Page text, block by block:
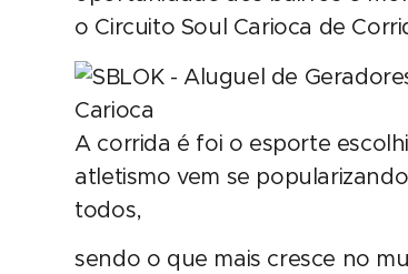
o Circuito Soul Carioca de
A corrida é foi o esporte
atletismo vem se
todos,
sendo o que mais cresce no